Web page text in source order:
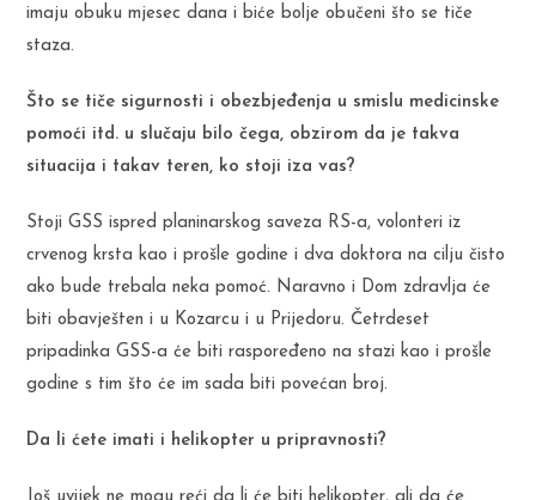
imaju obuku mjesec dana i biće bolje obučeni što se tiče
staza.
Što se tiče sigurnosti i obezbjeđenja u smislu medicinske
pomoći itd. u slučaju bilo čega, obzirom da je takva
situacija i takav teren, ko stoji iza vas?
Stoji GSS ispred planinarskog saveza RS-a, volonteri iz
crvenog krsta kao i prošle godine i dva doktora na cilju čisto
ako bude trebala neka pomoć. Naravno i Dom zdravlja će
biti obavješten i u Kozarcu i u Prijedoru. Četrdeset
pripadinka GSS-a će biti raspoređeno na stazi kao i prošle
godine s tim što će im sada biti povećan broj.
Da li ćete imati i helikopter u pripravnosti?